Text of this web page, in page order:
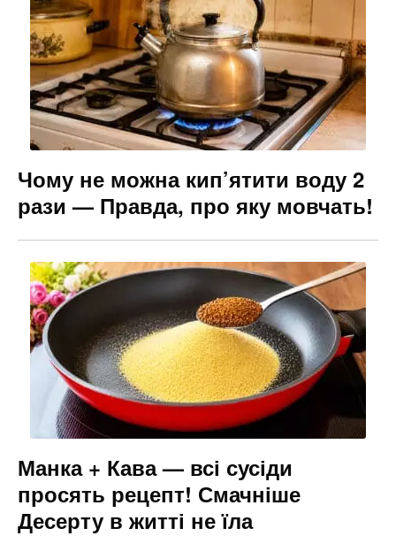
Чому не можна кип’ятити воду 2
рази — Правда, про яку мовчать!
Манка + Кава — всі сусіди
просять рецепт! Смачніше
Десерту в житті не їла